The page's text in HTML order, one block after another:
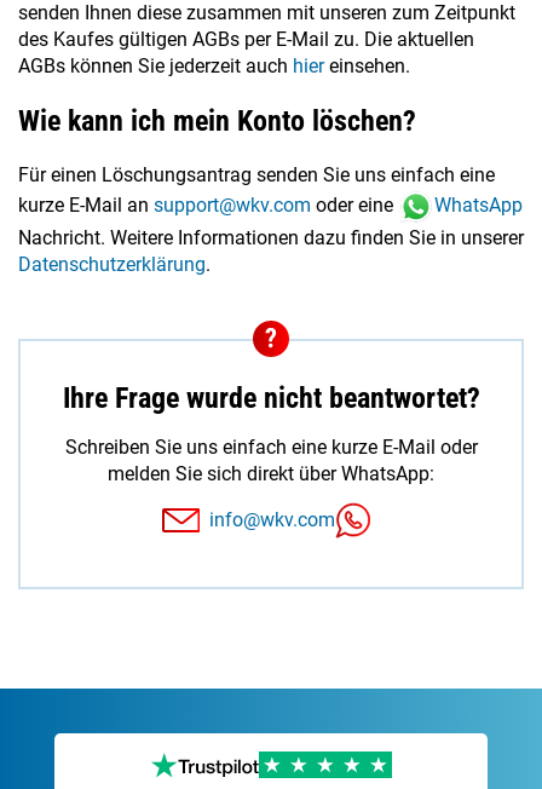
senden Ihnen diese zusammen mit unseren zum Zeitpunkt
des Kaufes gültigen AGBs per E-Mail zu. Die aktuellen
AGBs können Sie jederzeit auch hiereinsehen.
Wie kann ich mein Konto löschen?
Für einen Löschungsantrag senden Sie uns einfach eine
kurze E-Mail an support@wkv.com oder eine
WhatsApp
Nachricht. Weitere Informationen dazu finden Sie in unserer
Datenschutzerklärung.
Ihre Frage wurde nicht beantwortet?
Schreiben Sie uns einfach eine kurze E-Mail oder
melden Sie sich direkt über WhatsApp:
info@wkv.com